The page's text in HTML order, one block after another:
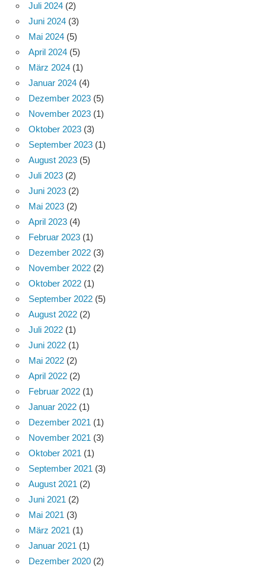
Juli 2024 (2)
Juni 2024 (3)
Mai 2024 (5)
April 2024 (5)
März 2024 (1)
Januar 2024 (4)
Dezember 2023 (5)
November 2023 (1)
Oktober 2023 (3)
September 2023 (1)
August 2023 (5)
Juli 2023 (2)
Juni 2023 (2)
Mai 2023 (2)
April 2023 (4)
Februar 2023 (1)
Dezember 2022 (3)
November 2022 (2)
Oktober 2022 (1)
September 2022 (5)
August 2022 (2)
Juli 2022 (1)
Juni 2022 (1)
Mai 2022 (2)
April 2022 (2)
Februar 2022 (1)
Januar 2022 (1)
Dezember 2021 (1)
November 2021 (3)
Oktober 2021 (1)
September 2021 (3)
August 2021 (2)
Juni 2021 (2)
Mai 2021 (3)
März 2021 (1)
Januar 2021 (1)
Dezember 2020 (2)